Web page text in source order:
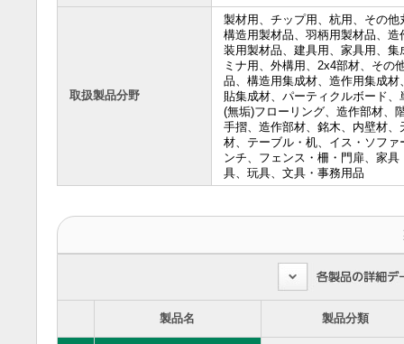
取扱製品分野
製材用、チップ用、杭用、その他
構造用製材品、羽柄用製材品、造
装用製材品、建具用、家具用、集
ミナ用、外構用、2x4部材、その
品、構造用集成材、造作用集成材
貼集成材、パーティクルボード、
(無垢)フローリング、造作部材、
手摺、造作部材、銘木、内壁材、
材、テーブル・机、イス・ソファ
ンチ、フェンス・柵・門扉、家具
具、玩具、文具・事務用品
製品名 製品分類